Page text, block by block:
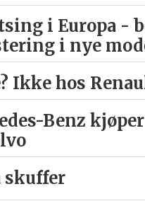
i Europa -
i nye
Ikke hos
Benz
skuffer